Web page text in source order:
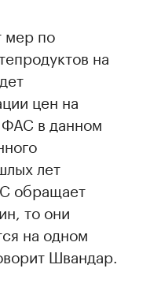
мер по
на
цен на
ФАС в данном
лет
обращает
то они
на одном
Швандар.